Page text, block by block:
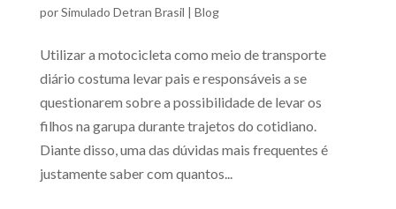
porSimulado Detran Brasil | Blog
Utilizar a motocicleta como meio de transporte
diário costuma levar pais e responsáveis a se
questionarem sobre a possibilidade de levar os
filhos na garupa durante trajetos do cotidiano.
Diante disso, uma das dúvidas mais frequentes é
justamente saber com quantos...